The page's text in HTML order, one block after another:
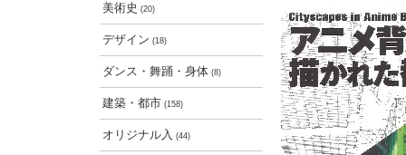
美術史 (20)
デザイン (18)
ダンス・舞踊・身体 (8)
建築・都市 (158)
オリジナル入 (44)